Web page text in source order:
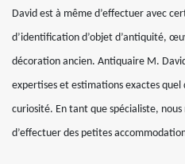
David est à même d’effectuer avec
d’identification d’objet d’antiquité,
décoration ancien. Antiquaire M.
expertises et estimations exactes quel
curiosité. En tant que spécialiste,
d’effectuer des petites